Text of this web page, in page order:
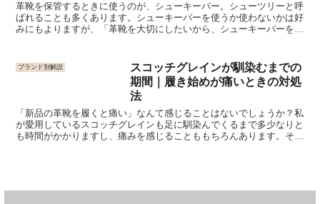
革靴を保管するときに使うのが、シューキーパー。シューツリーと呼
ばれることも多くあります。シューキーパーを使うか使わないかは好
みにもよりますが、「革靴を大切にしたいから、シューキーパーを使
ブランド別解説
スコッチグレインが馴染むまでの
期間｜履き始めが痛いときの対処
法
「新品の革靴を履くと痛い」なんて感じることはないでしょうか？私
が愛用しているスコッチグレインも足に馴染んでくるまで多少なりと
も時間がかかりますし、痛みを感じることももちろんあります。そう